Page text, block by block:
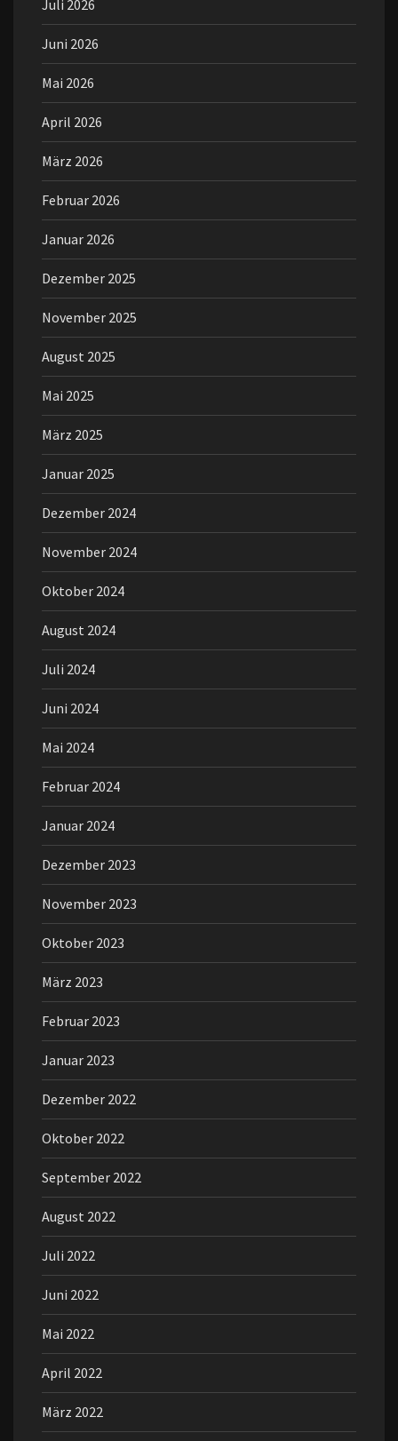
Juli 2026
Juni 2026
Mai 2026
April 2026
März 2026
Februar 2026
Januar 2026
Dezember 2025
November 2025
August 2025
Mai 2025
März 2025
Januar 2025
Dezember 2024
November 2024
Oktober 2024
August 2024
Juli 2024
Juni 2024
Mai 2024
Februar 2024
Januar 2024
Dezember 2023
November 2023
Oktober 2023
März 2023
Februar 2023
Januar 2023
Dezember 2022
Oktober 2022
September 2022
August 2022
Juli 2022
Juni 2022
Mai 2022
April 2022
März 2022